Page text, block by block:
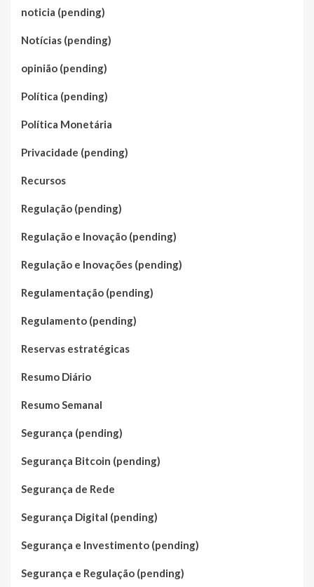
noticia (pending)
Notícias (pending)
opinião (pending)
Política (pending)
Política Monetária
Privacidade (pending)
Recursos
Regulação (pending)
Regulação e Inovação (pending)
Regulação e Inovações (pending)
Regulamentação (pending)
Regulamento (pending)
Reservas estratégicas
Resumo Diário
Resumo Semanal
Segurança (pending)
Segurança Bitcoin (pending)
Segurança de Rede
Segurança Digital (pending)
Segurança e Investimento (pending)
Segurança e Regulação (pending)